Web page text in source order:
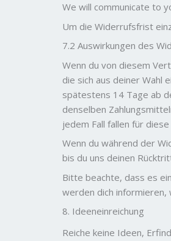
We will communicate to
Um die Widerrufsfrist
7.2 Auswirkungen des
Wenn du von diesem
die sich aus deiner Wahl
spätestens 14 Tage ab
denselben
jedem Fall fallen für
Wenn du während der
bis du uns deinen
Bitte beachte, dass es
werden dich informieren,
8. Ideeneinreichung
Reiche keine Ideen,